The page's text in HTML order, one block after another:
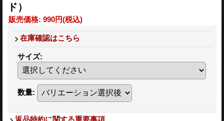
ド）
販売価格: 990円(税込)
在庫確認はこちら
サイズ:
数量: